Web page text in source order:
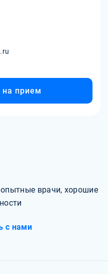
на прием
опытные врачи, хорошие
с нами